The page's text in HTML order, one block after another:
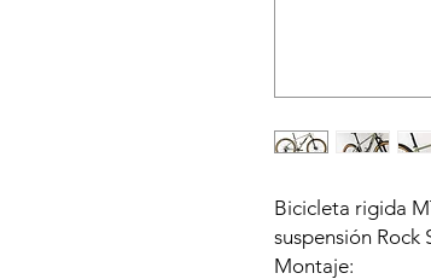
Bicicleta rigida
suspensión Rock
Montaje: